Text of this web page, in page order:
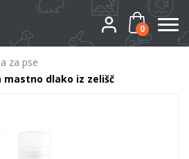
0
za pse
mastno dlako iz zelišč